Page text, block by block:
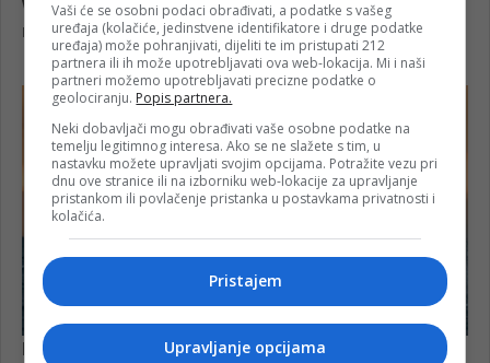
Vaši će se osobni podaci obrađivati, a podatke s vašeg
uređaja (kolačiće, jedinstvene identifikatore i druge podatke
uređaja) može pohranjivati, dijeliti te im pristupati 212
partnera ili ih može upotrebljavati ova web-lokacija. Mi i naši
partneri možemo upotrebljavati precizne podatke o
geolociranju. Popis partnera.
Neki dobavljači mogu obrađivati vaše osobne podatke na
temelju legitimnog interesa. Ako se ne slažete s tim, u
nastavku možete upravljati svojim opcijama. Potražite vezu pri
dnu ove stranice ili na izborniku web-lokacije za upravljanje
pristankom ili povlačenje pristanka u postavkama privatnosti i
kolačića.
Pristajem
Upravljanje opcijama